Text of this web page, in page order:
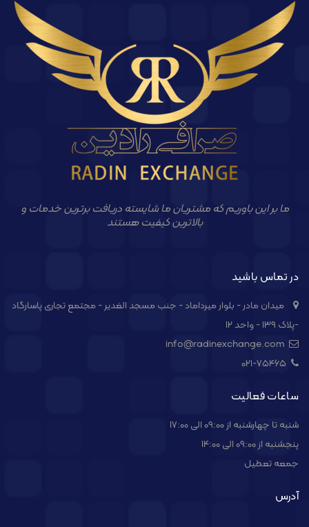
ما بر این باوریم که مشتریان ما شایسته دریافت برترین خدمات و
بالاترین کیفیت هستند
در تماس باشید
میدان مادر - بلوار میرداماد - جنب مسجد الغدیر - مجتمع تجاری پاسارگاد
-پلاک ۱۳۹ - واحد ۱۲
021-۷۵۴۶۵
ساعات فعالیت
شنبه تا چهارشنبه از 09:00 الی 17:00
پنجشنبه از 09:00 الی 14:00
جمعه تعطیل
آدرس